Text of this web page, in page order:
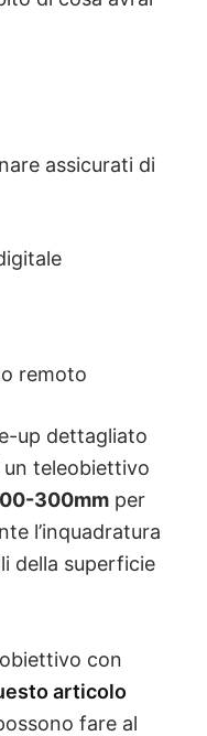
assicurati di
remoto
up dettagliato
teleobiettivo
300mm per
l’inquadratura
della superficie
con
articolo
fare al